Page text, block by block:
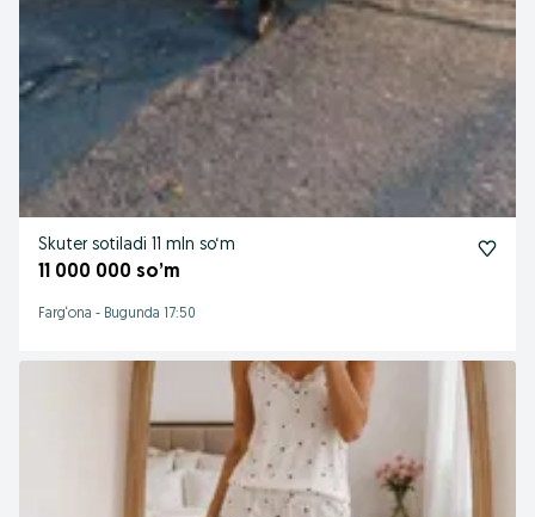
Skuter sotiladi 11 mln so‘m
11 000 000 so’m
Farg‘ona - Bugunda 17:50